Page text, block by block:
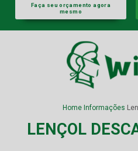
Faça seu orçamento agora
mesmo
Home Informações
LENÇOL